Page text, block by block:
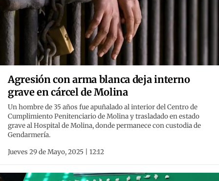
Agresión con arma blanca deja interno
grave en cárcel de Molina
Un hombre de 35 años fue apuñalado al interior del Centro de
Cumplimiento Penitenciario de Molina y trasladado en estado
grave al Hospital de Molina, donde permanece con custodia de
Gendarmería.
Jueves 29 de Mayo, 2025 | 12:12